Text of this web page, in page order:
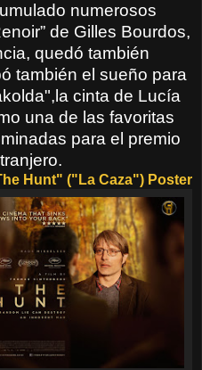
numerosos
de Gilles Bourdos,
quedó también
también el sueño para
cinta de Lucía
una de las favoritas
para el premio
Hunt" ("La Caza") Poster